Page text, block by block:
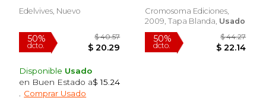
Edelvives, Nuevo
Disponible Usado
en Buen Estado a$ 15.24
Comprar Usado
Cromosoma Ediciones,
2009, Tapa Blanda, Usado